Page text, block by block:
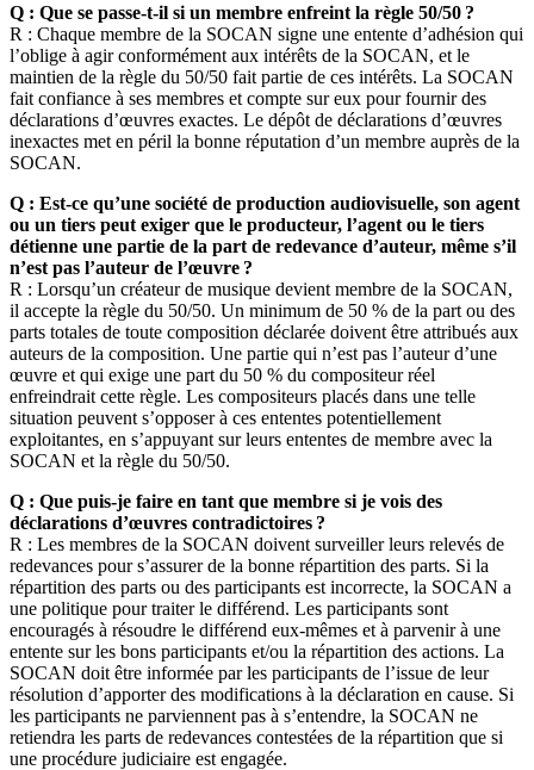
Q : Que se passe-t-il si un membre enfreint la règle 50/50 ?
R : Chaque membre de la SOCAN signe une entente d’adhésion qui
l’oblige à agir conformément aux intérêts de la SOCAN, et le
maintien de la règle du 50/50 fait partie de ces intérêts. La SOCAN
fait confiance à ses membres et compte sur eux pour fournir des
déclarations d’œuvres exactes. Le dépôt de déclarations d’œuvres
inexactes met en péril la bonne réputation d’un membre auprès de la
SOCAN.
Q : Est-ce qu’une société de production audiovisuelle, son agent
ou un tiers peut exiger que le producteur, l’agent ou le tiers
détienne une partie de la part de redevance d’auteur, même s’il
n’est pas l’auteur de l’œuvre ?
R : Lorsqu’un créateur de musique devient membre de la SOCAN,
il accepte la règle du 50/50. Un minimum de 50 % de la part ou des
parts totales de toute composition déclarée doivent être attribués aux
auteurs de la composition. Une partie qui n’est pas l’auteur d’une
œuvre et qui exige une part du 50 % du compositeur réel
enfreindrait cette règle. Les compositeurs placés dans une telle
situation peuvent s’opposer à ces ententes potentiellement
exploitantes, en s’appuyant sur leurs ententes de membre avec la
SOCAN et la règle du 50/50.
Q : Que puis-je faire en tant que membre si je vois des
déclarations d’œuvres contradictoires ?
R : Les membres de la SOCAN doivent surveiller leurs relevés de
redevances pour s’assurer de la bonne répartition des parts. Si la
répartition des parts ou des participants est incorrecte, la SOCAN a
une politique pour traiter le différend. Les participants sont
encouragés à résoudre le différend eux-mêmes et à parvenir à une
entente sur les bons participants et/ou la répartition des actions. La
SOCAN doit être informée par les participants de l’issue de leur
résolution d’apporter des modifications à la déclaration en cause. Si
les participants ne parviennent pas à s’entendre, la SOCAN ne
retiendra les parts de redevances contestées de la répartition que si
une procédure judiciaire est engagée.